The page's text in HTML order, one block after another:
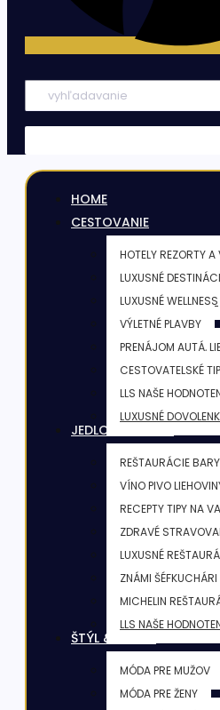
HOME
CESTOVANIE
HOTELY REZORTY A
LUXUSNÉ
LUXUSNÉ WELLNESS
VÝLETNÉ PLAVBY
PRENÁJOM AUTÁ,
CESTOVATELSKÉ
LLS NAŠE
LUXUSNÉ
JEDLO & NÁPOJE
REŠTAURÁCIE
VÍNO PIVO
RECEPTY TIPY NA
ZDRAVÉ
LUXUSNÉ
ZNÁMI ŠÉFKUCHÁRI
MICHELIN
LLS NAŠE
ŠTÝL & KRÁSA
MÓDA PRE MUŽOV
MÓDA PRE ŽENY